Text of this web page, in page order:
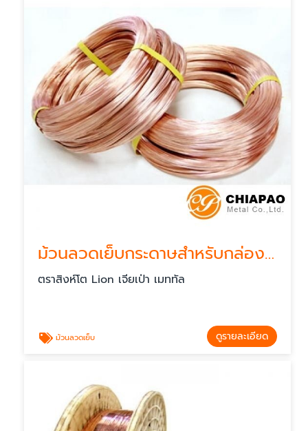
ม้วนลวดเย็บกระดาษสำหรับกล่องกระดาษ
ตราสิงห์โต Lion เจียเป่า เมททัล
ม้วนลวดเย็บ ดูรายละเอียด